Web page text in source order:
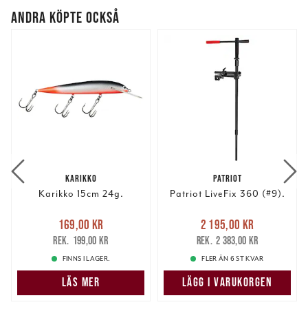
ANDRA KÖPTE OCKSÅ
KARIKKO
Karikko 15cm 24g.
Nuvarande pris
169,00 krTidigare pris
199,00 kr
169,00 kr
199,00 kr
FINNS I LAGER.
LÄS MER
PATRIOT
Patriot LiveFix 360 (#9).
Nuvarande pris
2 195,00 krTidigare pris
2 383,00 kr
2 195,00 kr
2 383,00 kr
FLER ÄN 6 ST KVAR
LÄGG I VARUKORGEN